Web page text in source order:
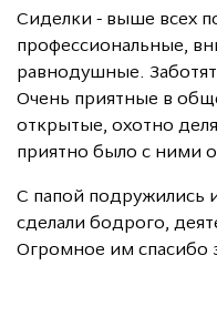
Сиделки - выше всех
профессиональные,
равнодушные.
Очень приятные в
открытые, охотно
приятно было с ними
С папой подружились
сделали бодрого,
Огромное им спасибо